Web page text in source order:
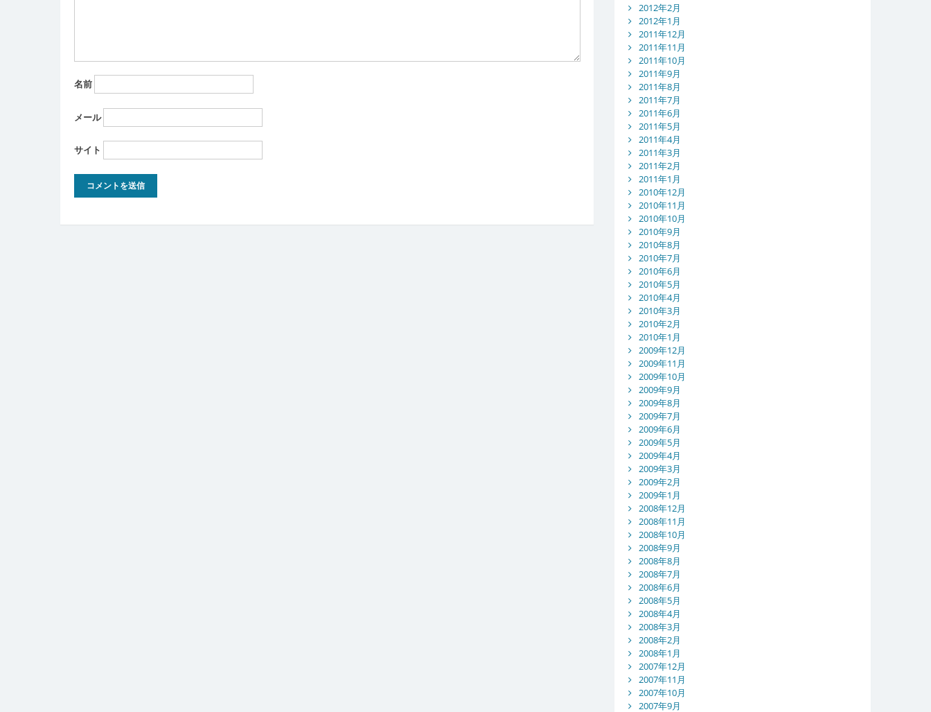
名前
メール
サイト
2012年2月
2012年1月
2011年12月
2011年11月
2011年10月
2011年9月
2011年8月
2011年7月
2011年6月
2011年5月
2011年4月
2011年3月
2011年2月
2011年1月
2010年12月
2010年11月
2010年10月
2010年9月
2010年8月
2010年7月
2010年6月
2010年5月
2010年4月
2010年3月
2010年2月
2010年1月
2009年12月
2009年11月
2009年10月
2009年9月
2009年8月
2009年7月
2009年6月
2009年5月
2009年4月
2009年3月
2009年2月
2009年1月
2008年12月
2008年11月
2008年10月
2008年9月
2008年8月
2008年7月
2008年6月
2008年5月
2008年4月
2008年3月
2008年2月
2008年1月
2007年12月
2007年11月
2007年10月
2007年9月